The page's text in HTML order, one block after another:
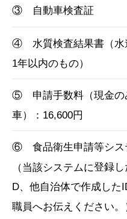
③ 自動車検査証
④ 水質検査結果書（水
1年以内のもの）
⑤ 申請手数料（現金の
車）：16,600円
⑥ 食品衛生申請等シス
（当該システムに登録
D、他自治体で作成した
職員へお伝えください。